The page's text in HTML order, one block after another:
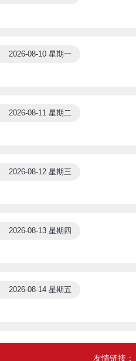
2026-08-10 星期一
2026-08-11 星期二
2026-08-12 星期三
2026-08-13 星期四
2026-08-14 星期五
友情链接：